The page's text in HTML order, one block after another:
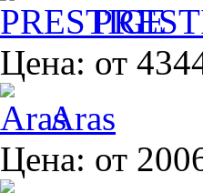
Цена: от
Aras
Цена: от